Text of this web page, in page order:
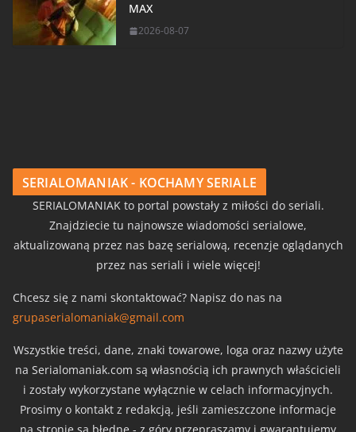
MAX
2026-08-07
SERIALOMANIAK - KOCHAMY SERIALE
SERIALOMANIAK to portal powstały z miłości do seriali.
Znajdziecie tu najnowsze wiadomości serialowe,
aktualizowaną przez nas bazę serialową, recenzje oglądanych
przez nas seriali i wiele więcej!
Chcesz się z nami skontaktować? Napisz do nas na
grupaserialomaniak@gmail.com
Wszystkie treści, dane, znaki towarowe, loga oraz nazwy użyte
na Serialomaniak.com są własnością ich prawnych właścicieli
i zostały wykorzystane wyłącznie w celach informacyjnych.
Prosimy o kontakt z redakcją, jeśli zamieszczone informacje